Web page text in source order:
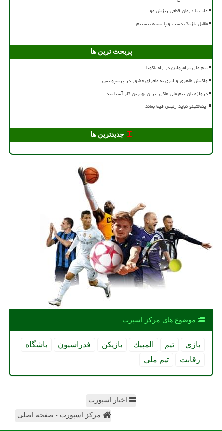
علت تا درمان قطعی ریزش مو
مقابل بلژیک دست و پا بسته نیستیم
پربحث ترین ها
تیم ملی ترامپولین در راه ناگویا
واکنش طاهری و ایری به ماجرای حضور در پرسپولیس
دروازه بان تیم ملی هاکی ایران بهترین گلر آسیا شد
اینفانتینو نباید رئیس فیفا بماند
جدیدترین ها
موضوع های مركز اسپرت
بازی تیم المپیك بازیكن فدراسیون
باشگاه
رقابت
تیم ملی
اخبار اسپورت
مرکز اسپورت - صفحه اصلی